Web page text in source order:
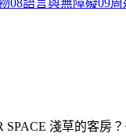
SPACE 淺草的客房？